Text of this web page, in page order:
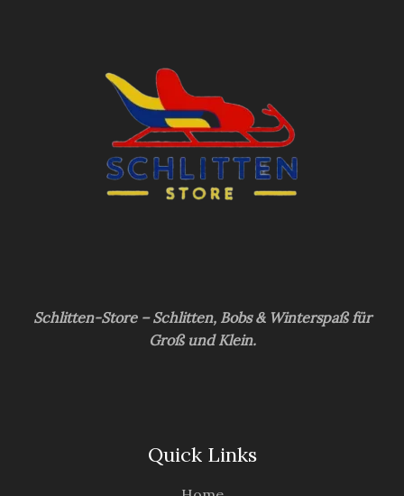
Schlitten-Store – Schlitten, Bobs & Winterspaß für
Groß und Klein.
Quick Links